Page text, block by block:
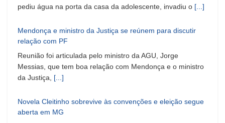
pediu água na porta da casa da adolescente, invadiu o [...]
Mendonça e ministro da Justiça se reúnem para discutir
relação com PF
Reunião foi articulada pelo ministro da AGU, Jorge
Messias, que tem boa relação com Mendonça e o ministro
da Justiça, [...]
Novela Cleitinho sobrevive às convenções e eleição segue
aberta em MG